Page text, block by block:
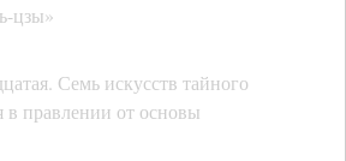
цзы»
Семь искусств тайного
в правлении от основы